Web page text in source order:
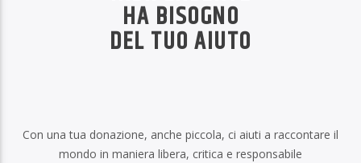
HA BISOGNO
DEL TUO AIUTO
Con una tua donazione, anche piccola, ci aiuti a raccontare il
mondo in maniera libera, critica e responsabile